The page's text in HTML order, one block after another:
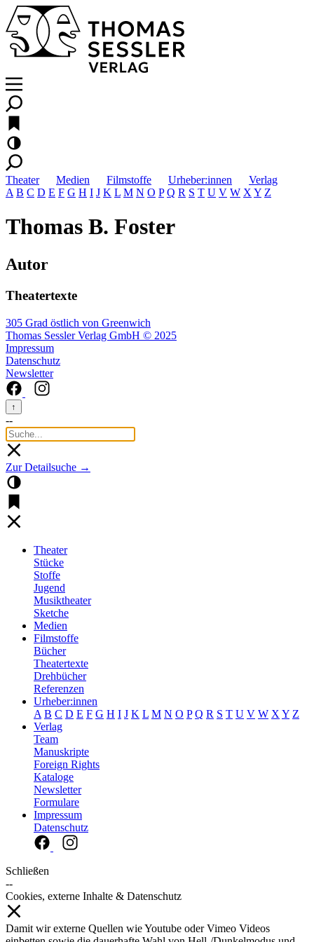
Theater Medien Filmstoffe Urheber:innen
Verlag
A B C D E F G H I J K L M N O P Q R S T U V W X Y Z
Thomas B. Foster
Autor
Theatertexte
305 Grad östlich von Greenwich
Thomas Sessler Verlag GmbH © 2025
Impressum
Datenschutz
Newsletter
↑
--
Zur Detailsuche →
Theater
Stücke
Stoffe
Jugend
Musiktheater
Sketche
Medien
Filmstoffe
Bücher
Theatertexte
Drehbücher
Referenzen
Urheber:innen
A B C D E F G H I J K L M N O P Q R S T U V W X Y Z
Verlag
Team
Manuskripte
Foreign Rights
Kataloge
Newsletter
Formulare
Impressum
Datenschutz
Schließen
--
Cookies, externe Inhalte & Datenschutz
Damit wir externe Quellen wie Youtube oder Vimeo Videos